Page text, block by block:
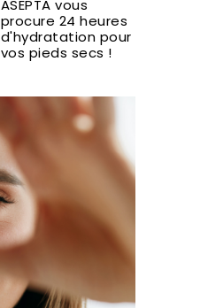
ASEPTA vous
procure 24 heures
d'hydratation pour
vos pieds secs !